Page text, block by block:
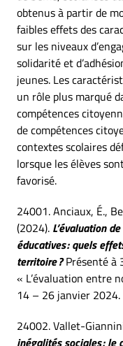
obtenus à partir de
faibles effets des
sur les niveaux
solidarité et
jeunes. Les
un rôle plus marqué
compétences
de compétences
contextes scolaires
lorsque les élèves
favorisé.
24001. Anciaux, É.,
(2024). L’évaluation
éducatives : quels
territoire ?Présenté à
« L’évaluation entre
14 – 26 janvier 2024.
24002. Vallet-
inégalités sociales : le